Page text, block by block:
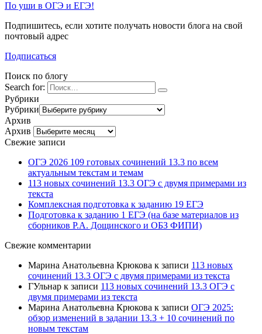
По уши в ОГЭ и ЕГЭ!
Подпишитесь, если хотите получать новости блога на свой
почтовый адрес
Подписаться
Поиск по блогу
Search for:
Рубрики
Рубрики
Архив
Архив
Свежие записи
ОГЭ 2026 109 готовых сочинений 13.3 по всем
актуальным текстам и темам
113 новых сочинений 13.3 ОГЭ с двумя примерами из
текста
Комплексная подготовка к заданию 19 ЕГЭ
Подготовка к заданию 1 ЕГЭ (на базе материалов из
сборников Р.А. Дощинского и ОБЗ ФИПИ)
Свежие комментарии
Марина Анатольевна Крюкова к записи 113 новых
сочинений 13.3 ОГЭ с двумя примерами из текста
ГУльнар к записи 113 новых сочинений 13.3 ОГЭ с
двумя примерами из текста
Марина Анатольевна Крюкова к записи ОГЭ 2025:
обзор изменений в задании 13.3 + 10 сочинений по
новым текстам